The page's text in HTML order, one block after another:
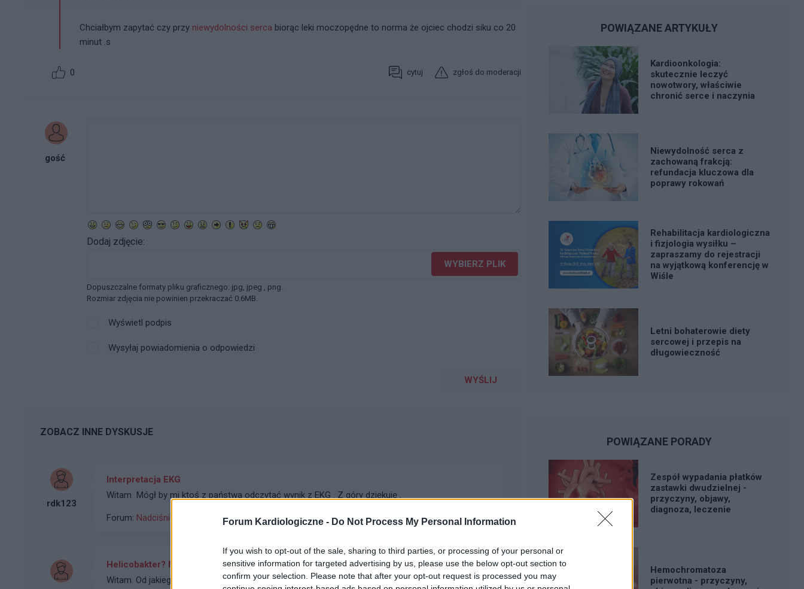
Forum Kardiologiczne - Do Not Process My Personal Information
If you wish to opt-out of the sale, sharing to third parties, or processing of your personal or
sensitive information for targeted advertising by us, please use the below opt-out section to
confirm your selection. Please note that after your opt-out request is processed you may
Chciałbym zapytać czy przy niewydolności serca biorąc leki moczopędne to norma że ojciec chodzi siku co 20
minut .s
0 cytuj zgłoś do moderacji
gość
Dodaj zdjęcie:
WYBIERZ PLIK
Dopuszczalne formaty pliku graficznego: jpg, jpeg , png.
Rozmiar zdjęcia nie powinien przekraczać 0.6MB.
Wyświetl podpis
Wysyłaj powiadomienia o odpowiedzi
WYŚLIJ
ZOBACZ INNE DYSKUSJE
rdk123
Interpretacja EKG
Witam Mógł by mi ktoś z państwa odczytać wynik z EKG . Z góry dziękuję .
Forum: Nadciśnienie
Helicobakter? Nerwica? Serce?
Witam. Od jakiegoś czasu mam ból w splocie słonecznym i pod żebrami (ostatnim) po prawej
POWIĄZANE ARTYKUŁY
Kardioonkologia:
skutecznie leczyć
nowotwory, właściwie
chronić serce i naczynia
Niewydolność serca z
zachowaną frakcją:
refundacja kluczowa dla
poprawy rokowań
Rehabilitacja kardiologiczna
i fizjologia wysiłku –
zapraszamy do rejestracji
na wyjątkową konferencję w
Wiśle
Letni bohaterowie diety
sercowej i przepis na
długowieczność
POWIĄZANE PORADY
Zespół wypadania płatków
zastawki dwudzielnej -
przyczyny, objawy,
diagnoza, leczenie
Hemochromatoza
pierwotna - przyczyny,